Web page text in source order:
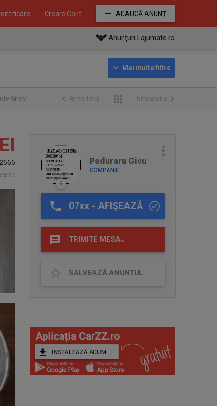
Creare Cont ADAUGĂ ANUNŢ
Anunţuri Lajumate.ro
Girov Anteriorul Următorul
Paduraru Gicu
COMPANIE
07xx - AFIŞEAZĂ
TRIMITE MESAJ
SALVEAZĂ ANUNȚUL